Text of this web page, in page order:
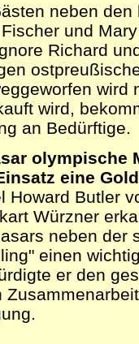
neben den
und
Richard
wird
wird,
an Bedürftige.
olympische
eine
Howard Butler
Würzner
neben der
einen
er den